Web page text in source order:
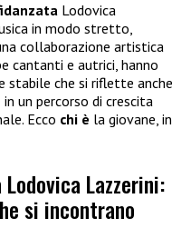
Lodovica
in modo stretto,
collaborazione artistica
cantanti e autrici, hanno
stabile che si riflette anche
un percorso di crescita
Ecco chi è la giovane, in
Lazzerini:
si incontrano